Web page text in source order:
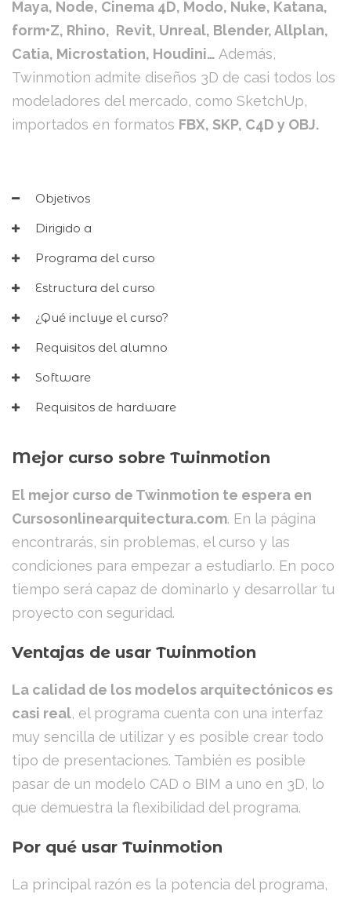
Maya, Node, Cinema 4D, Modo, Nuke, Katana,
form•Z, Rhino, Revit, Unreal, Blender, Allplan,
Catia, Microstation, Houdini… Además,
Twinmotion admite diseños 3D de casi todos los
modeladores del mercado, como SketchUp,
importados en formatos FBX, SKP, C4D y OBJ.
Objetivos
Dirigido a
Programa del curso
Estructura del curso
¿Qué incluye el curso?
Requisitos del alumno
Software
Requisitos de hardware
Mejor curso sobre Twinmotion
El mejor curso de Twinmotion te espera en
Cursosonlinearquitectura.com. En la página
encontrarás, sin problemas, el curso y las
condiciones para empezar a estudiarlo. En poco
tiempo será capaz de dominarlo y desarrollar tu
proyecto con seguridad.
Ventajas de usar Twinmotion
La calidad de los modelos arquitectónicos es
casi real, el programa cuenta con una interfaz
muy sencilla de utilizar y es posible crear todo
tipo de presentaciones. También es posible
pasar de un modelo CAD o BIM a uno en 3D, lo
que demuestra la flexibilidad del programa.
Por qué usar Twinmotion
La principal razón es la potencia del programa,